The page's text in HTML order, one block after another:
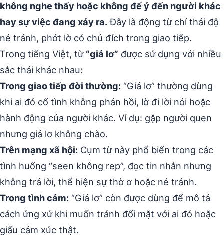
không nghe thấy hoặc không để ý đến người khác
hay sự việc đang xảy ra.Đây là động từ chỉ thái độ
né tránh, phớt lờ có chủ đích trong giao tiếp.
Trong tiếng Việt, từ “giả lơ” được sử dụng với nhiều
sắc thái khác nhau:
Trong giao tiếp đời thường: “Giả lơ” thường dùng
khi ai đó cố tình không phản hồi, lờ đi lời nói hoặc
hành động của người khác. Ví dụ: gặp người quen
nhưng giả lơ không chào.
Trên mạng xã hội: Cụm từ này phổ biến trong các
tình huống “seen không rep”, đọc tin nhắn nhưng
không trả lời, thể hiện sự thờ ơ hoặc né tránh.
Trong tình cảm: “Giả lơ” còn được dùng để mô tả
cách ứng xử khi muốn tránh đối mặt với ai đó hoặc
giấu cảm xúc thật.